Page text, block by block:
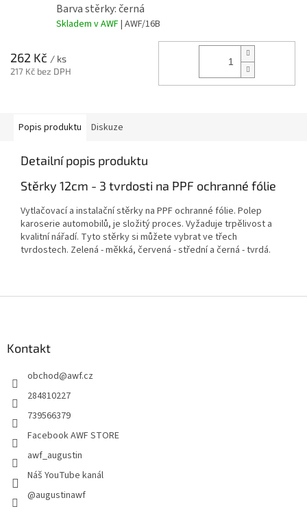
Barva stěrky: černá
Skladem v AWF| AWF/16B
262 Kč / ks
217 Kč bez DPH
Popis produktu Diskuze
Detailní popis produktu
Stěrky 12cm - 3 tvrdosti na PPF ochranné fólie
Vytlačovací a instalační stěrky na PPF ochranné fólie. Polep
karoserie automobilů, je složitý proces. Vyžaduje trpělivost a
kvalitní nářadí. Tyto stěrky si můžete vybrat ve třech
tvrdostech. Zelená - měkká, červená - střední a černá - tvrdá.
Kontakt
obchod@awf.cz
284810227
739566379
Facebook AWF STORE
awf_augustin
Náš YouTube kanál
@augustinawf